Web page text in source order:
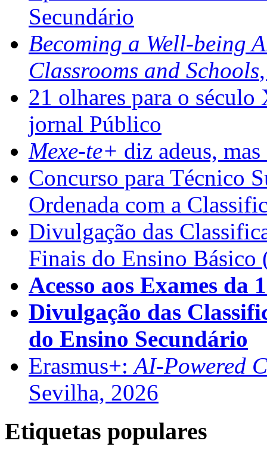
Secundário
Becoming a Well-being
Classrooms and Schools
21 olhares para o
jornal Público
Mexe-te+ diz adeus,
Concurso para Técnico
Ordenada com a
Divulgação das
Finais do Ensino Básico
Acesso aos Exames da
Divulgação das
do Ensino Secundário
Erasmus+:AI-Powered
Sevilha, 2026
Etiquetas populares